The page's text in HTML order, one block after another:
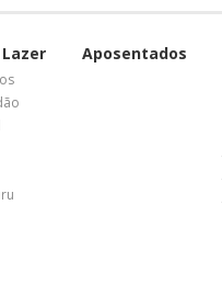
Aposentados